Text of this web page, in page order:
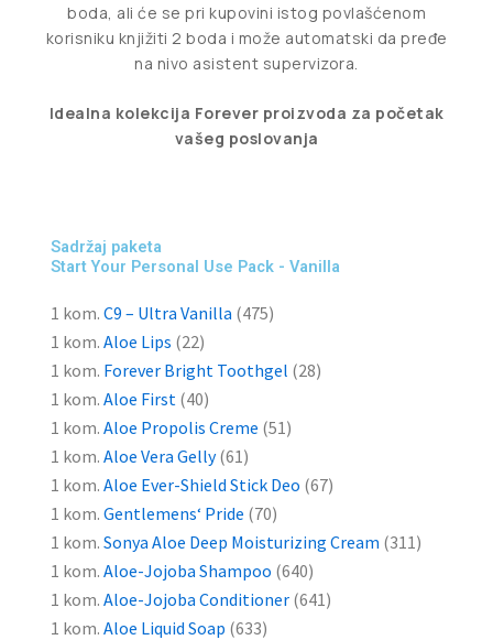
boda, ali će se pri kupovini istog povlašćenom
korisniku knjižiti 2 boda i može automatski da pređe
na nivo asistent supervizora.
Idealna kolekcija Forever proizvoda za početak
vašeg poslovanja
Sadržaj paketa
Start Your Personal Use Pack - Vanilla
1 kom. C9 – Ultra Vanilla (475)
1 kom. Aloe Lips (22)
1 kom. Forever Bright Toothgel (28)
1 kom. Aloe First (40)
1 kom. Aloe Propolis Creme (51)
1 kom. Aloe Vera Gelly(61)
1 kom. Aloe Ever-Shield Stick Deo (67)
1 kom. Gentlemens‘ Pride (70)
1 kom. Sonya Aloe Deep Moisturizing Cream (311)
1 kom. Aloe-Jojoba Shampoo (640)
1 kom. Aloe-Jojoba Conditioner(641)
1 kom. Aloe Liquid Soap (633)